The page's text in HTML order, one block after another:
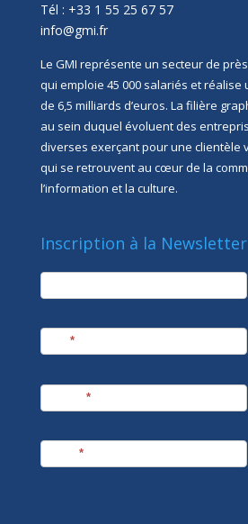
Tél : +33 1 55 25 67 57
info@gmi.fr
Le GMI représente un secteur de
qui emploie 45 000 salariés et réalise
de 6,5 milliards d’euros. La filière
au sein duquel évoluent des
diverses exerçant pour une clientèle
qui se retrouvent au cœur de la
l’information et la culture.
Inscription à la Newsletter
newsletter
*
*
*